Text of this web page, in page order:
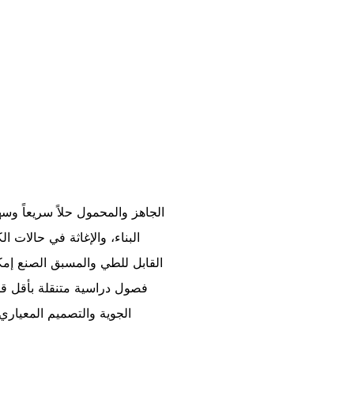
البناء، والإغاثة في
القابل للطي والمسبق الصنع
فصول دراسية متنقلة بأقل
الجوية والتصميم